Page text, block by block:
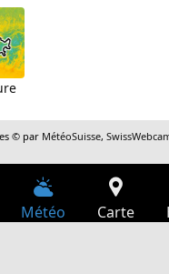
© par MétéoSuisse,
Météo Carte